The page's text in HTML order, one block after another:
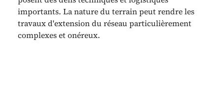
importants. La nature du terrain peut rendre les
travaux d'extension du réseau particulièrement
complexes et onéreux.